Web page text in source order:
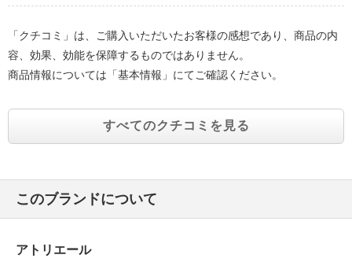
「クチコミ」は、ご購入いただいたお客様の感想であり、商品の内
容、効果、効能を保障するものではありません。
商品情報については「基本情報」にてご確認ください。
すべてのクチコミを見る
このブランドについて
アトリエール